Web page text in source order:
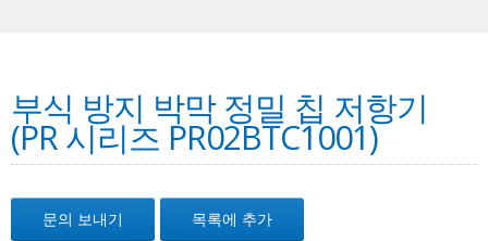
부식 방지 박막 정밀 칩 저항기
(PR 시리즈 PR02BTC1001)
문의 보내기 목록에 추가